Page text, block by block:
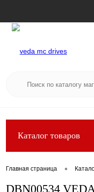
Каталог товаров
Главная страница •
DBN00534